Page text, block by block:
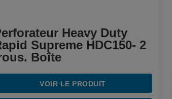
Heavy Duty
Supreme HDC150- 2
Boîte
VOIR LE PRODUIT